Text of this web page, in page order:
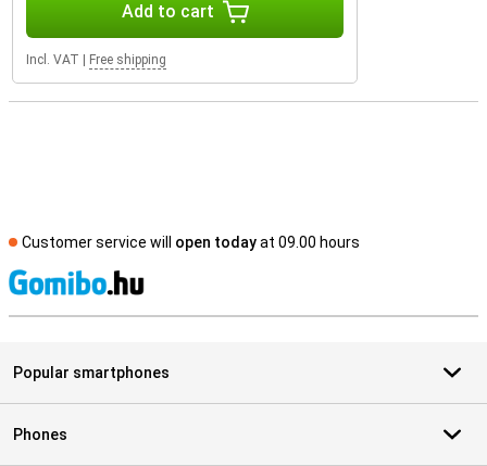
Add to cart
Incl. VAT Free shipping
Customer service will open todayat 09.00 hours
Popular smartphones
Phones